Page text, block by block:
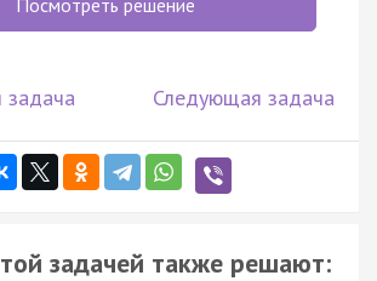
Следующая задача
задачей также решают: